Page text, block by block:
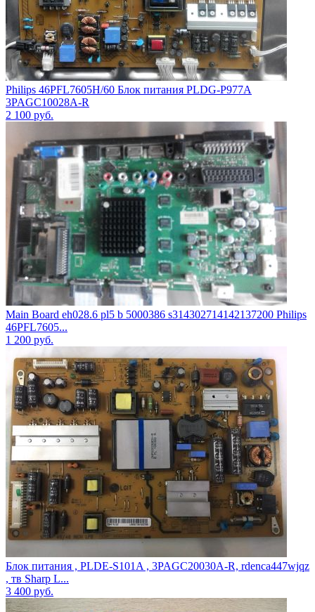
Philips 46PFL7605H/60 Блок питания PLDG-P977A
3PAGC10028A-R
2 100 руб.
Main Board eh028.6 pl5 b 5000386 s314302714142137200 Philips
46PFL7605...
1 200 руб.
Блок питания , PLDE-S101A , 3PAGC20030A-R, rdenca447wjqz
, тв Sharp L...
3 400 руб.